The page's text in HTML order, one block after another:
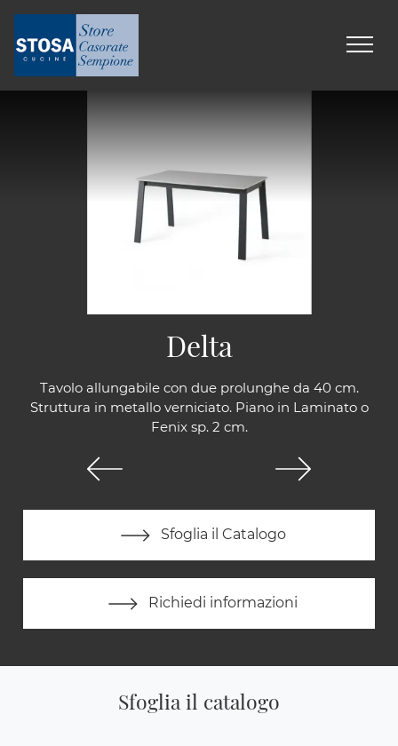
Tavolo allungabile con due prolunghe da 40 cm.
Struttura in metallo verniciato. Piano in Laminato o
Fenix sp. 2 cm.
Sfoglia il Catalogo
Richiedi informazioni
Delta
Sfoglia il catalogo